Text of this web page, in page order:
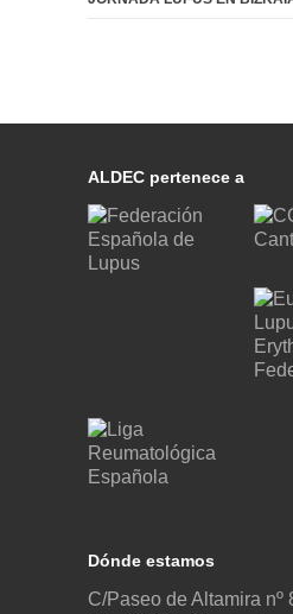
ALDEC pertenece a
Dónde estamos
C/Paseo de Altamira nº